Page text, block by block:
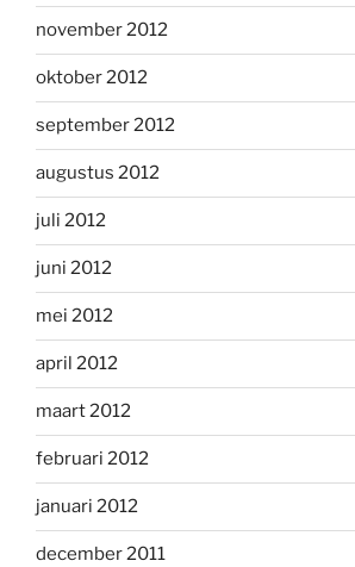
november 2012
oktober 2012
september 2012
augustus 2012
juli 2012
juni 2012
mei 2012
april 2012
maart 2012
februari 2012
januari 2012
december 2011